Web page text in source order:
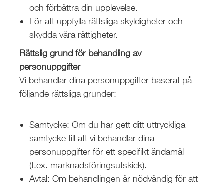
och förbättra din upplevelse.
För att uppfylla rättsliga skyldigheter och
skydda våra rättigheter.
Rättslig grund för behandling av
personuppgifter
Vi behandlar dina personuppgifter baserat på
följande rättsliga grunder:
Samtycke: Om du har gett ditt uttryckliga
samtycke till att vi behandlar dina
personuppgifter för ett specifikt ändamål
(t.ex. marknadsföringsutskick).
Avtal: Om behandlingen är nödvändig för att